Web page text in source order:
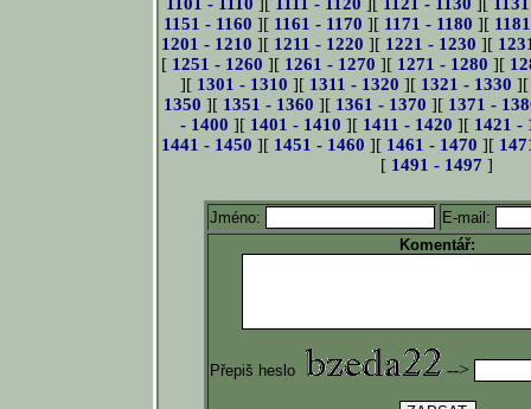
1151 - 1160 ][ 1161 - 1170 ][ 1171 - 1180 ][
1201 - 1210 ][ 1211 - 1220 ][ 1221 - 1230 ][
[ 1251 - 1260 ][ 1261 - 1270 ][ 1271 - 1280 ][
][ 1301 - 1310 ][ 1311 - 1320 ][ 1321 - 1330
1350 ][ 1351 - 1360 ][ 1361 - 1370 ][ 1371 -
- 1400 ][ 1401 - 1410 ][ 1411 - 1420 ][ 1421 -
1441 - 1450 ][ 1451 - 1460 ][ 1461 - 1470 ][
[ 1491 - 1497 ]
Jméno:
E-mail:
Komentář:
Přepiš heslo -->